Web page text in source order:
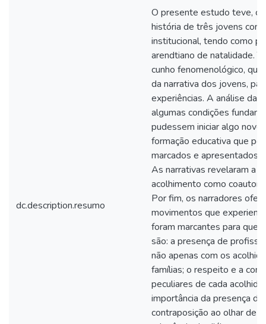
dc.description.resumo
O presente estudo teve,
história de três jovens
institucional, tendo como
arendtiano de natalidade.
cunho fenomenológico,
da narrativa dos jovens,
experiências. A análise
algumas condições
pudessem iniciar algo novo
formação educativa que
marcados e apresentados
As narrativas revelaram a
acolhimento como
Por fim, os narradores
movimentos que
foram marcantes para que
são: a presença de
não apenas com os
famílias; o respeito e a
peculiares de cada
importância da presença
contraposição ao olhar de